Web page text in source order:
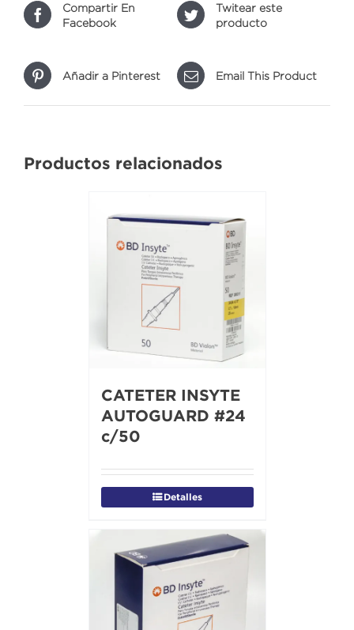
Compartir En
Facebook
Twitear este
producto
Añadir a Pinterest Email This Product
Productos relacionados
CATETER INSYTE
AUTOGUARD #24
c/50
Detalles